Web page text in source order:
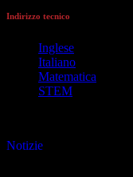
Indirizzo tecnico
Inglese
Italiano
Matematica
STEM
Notizie